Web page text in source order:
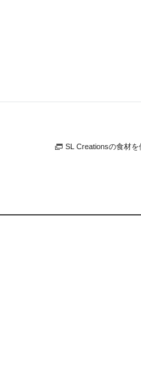
SL Creationsの食材を